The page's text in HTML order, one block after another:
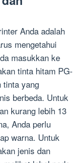
Anda adalah
mengetahui
masukkan ke
tinta hitam PG-
tinta yang
berbeda. Untuk
kurang lebih 13
Anda perlu
warna. Untuk
jenis dan